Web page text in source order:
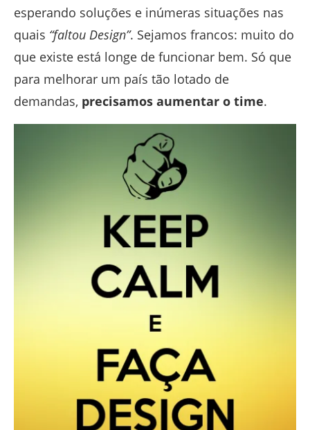
esperando soluções e inúmeras situações nas
quais “faltou Design”. Sejamos francos: muito do
que existe está longe de funcionar bem. Só que
para melhorar um país tão lotado de
demandas, precisamos aumentar o time.